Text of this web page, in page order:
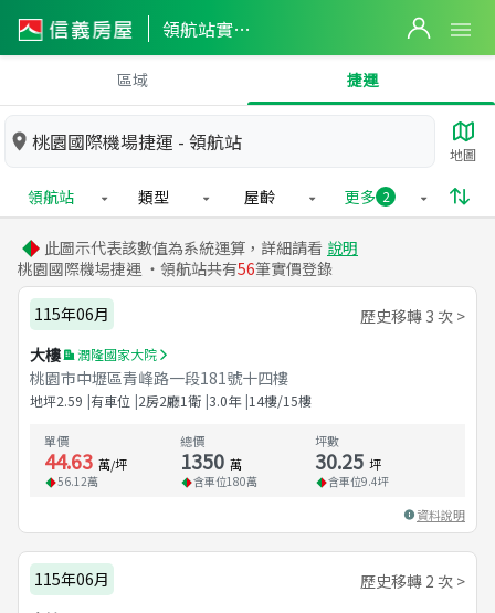
領航站實價登錄
區域 捷運
桃園國際機場捷運 - 領航站 地圖
領航站 類型 屋齡 更多 2
此圖示代表該數值為系統運算，詳細請看 說明
桃園國際機場捷運 ・領航站共有56筆實價登錄
115年06月
歷史移轉 3 次 >
大樓
潤隆國家大院
桃園市中壢區青峰路一段181號十四樓
地坪2.59 有車位 2房2廳1衛 3.0年 14樓/15樓
單價
44.63 萬/坪
56.12萬
總價
1350 萬
含車位180萬
坪數
30.25 坪
含車位9.4坪
資料說明
115年06月
歷史移轉 2 次 >